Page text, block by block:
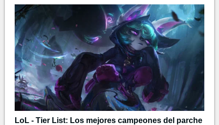
LoL - Tier List: Los mejores campeones del parche